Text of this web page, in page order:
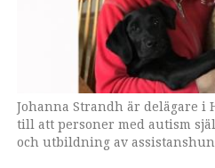
Johanna Strandh är delägare
till att personer med autism
och utbildning av